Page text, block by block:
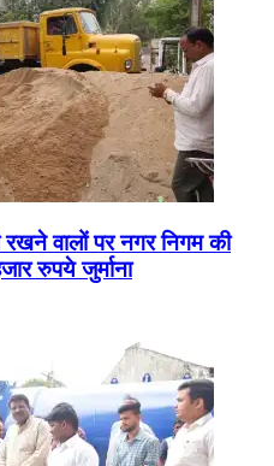
रखने वालों पर नगर निगम की
रुपये जुर्माना